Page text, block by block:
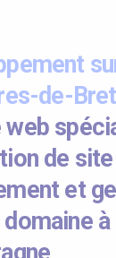
de-
web
de
et